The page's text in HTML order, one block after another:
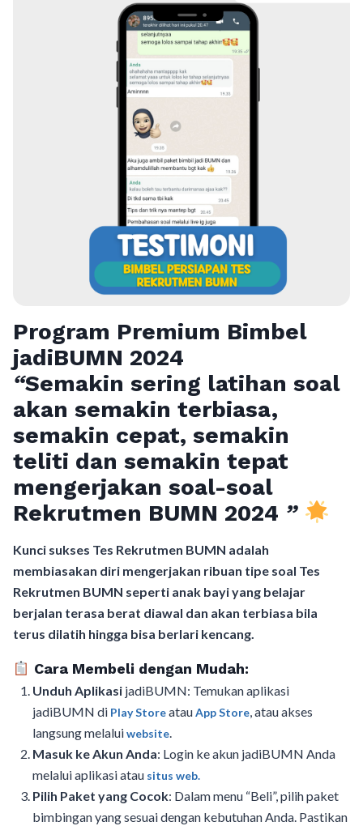
Program Premium Bimbel
jadiBUMN 2024
“Semakin sering latihan soal
akan semakin terbiasa,
semakin cepat, semakin
teliti dan semakin tepat
mengerjakan soal-soal
Rekrutmen BUMN 2024 ”
Kunci sukses Tes Rekrutmen BUMN adalah
membiasakan diri mengerjakan ribuan tipe soal Tes
Rekrutmen BUMN seperti anak bayi yang belajar
berjalan terasa berat diawal dan akan terbiasa bila
terus dilatih hingga bisa berlari kencang.
Cara Membeli dengan Mudah:
Unduh Aplikasi jadiBUMN: Temukan aplikasi
jadiBUMN di Play StoreatauApp Store, atau akses
langsung melaluiwebsite.
Masuk ke Akun Anda: Login ke akun jadiBUMN Anda
melalui aplikasi atau situs web.
Pilih Paket yang Cocok: Dalam menu “Beli”, pilih paket
bimbingan yang sesuai dengan kebutuhan Anda. Pastikan